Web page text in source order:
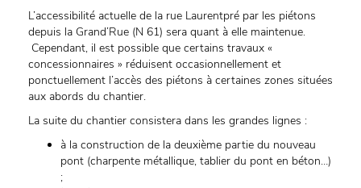
L’accessibilité actuelle de la rue Laurentpré par les piétons
depuis la Grand’Rue (N 61) sera quant à elle maintenue.
Cependant, il est possible que certains travaux «
concessionnaires » réduisent occasionnellement et
ponctuellement l’accès des piétons à certaines zones situées
aux abords du chantier.
La suite du chantier consistera dans les grandes lignes :
à la construction de la deuxième partie du nouveau
pont (charpente métallique, tablier du pont en béton…)
;